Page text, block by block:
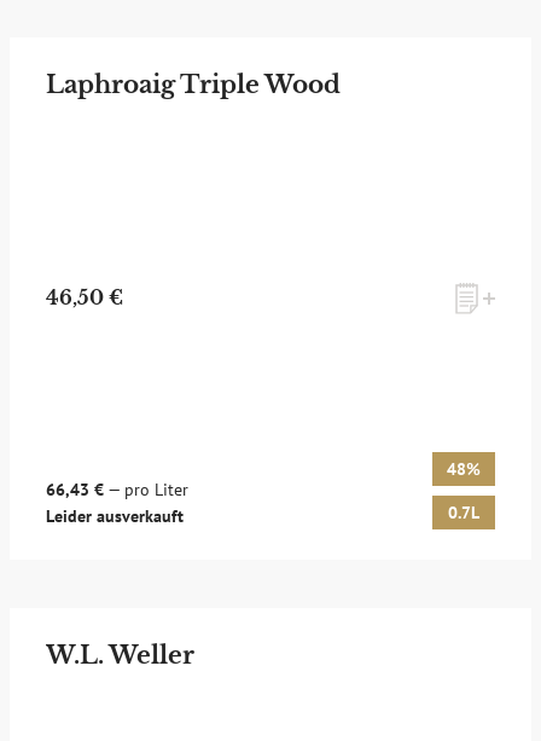
Laphroaig Triple Wood
46,50 €
66,43 € — pro Liter
Leider ausverkauft
48%
0.7L
W.L. Weller